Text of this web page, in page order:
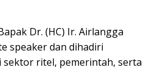
Dr. (HC) Ir. Airlangga
speaker dan dihadiri
ritel, pemerintah, serta